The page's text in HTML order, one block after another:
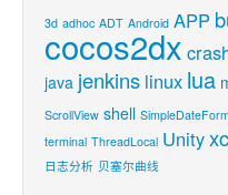
3d adhoc ADT Android APP
cocos2dx
java jenkins linux lua
ScrollView shell
terminal ThreadLocal Unity
日志分析 贝塞尔曲线